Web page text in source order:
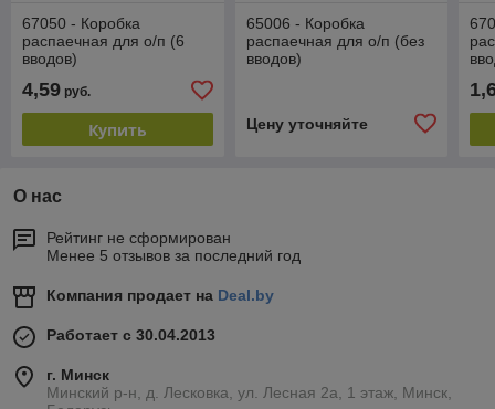
67050 - Коробка
распаечная для о/п (6
вводов)
4,59 руб.
Купить
65006 - Коробка
распаечная для о/п (без
вводов)
Цену уточняйте
О нас
Рейтинг не сформирован
Менее 5 отзывов за последний год
Компания продает на Deal.by
Работает с 30.04.2013
г. Минск
Минский р-н, д. Лесковка, ул. Лесная 2а, 1 этаж, Минск,